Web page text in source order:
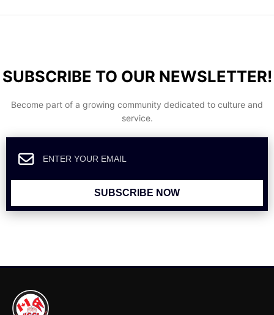
SUBSCRIBE TO OUR NEWSLETTER!
Become part of a growing community dedicated to culture and
service.
SUBSCRIBE NOW